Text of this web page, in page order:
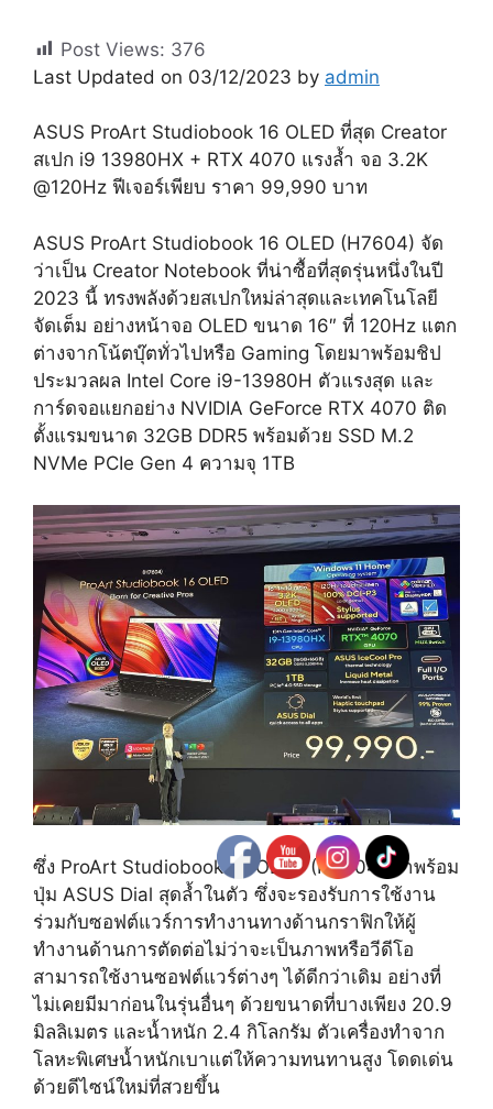
Post Views: 376
Last Updated on 03/12/2023 by admin
ASUS ProArt Studiobook 16 OLED ที่สุด Creator
สเปก i9 13980HX + RTX 4070 แรงล้ำ จอ 3.2K
@120Hz ฟีเจอร์เพียบ ราคา 99,990 บาท
ASUS ProArt Studiobook 16 OLED (H7604) จัด
ว่าเป็น Creator Notebook ที่น่าซื้อที่สุดรุ่นหนึ่งในปี
2023 นี้ ทรงพลังด้วยสเปกใหม่ล่าสุดและเทคโนโลยี
จัดเต็ม อย่างหน้าจอ OLED ขนาด 16″ ที่ 120Hz แตก
ต่างจากโน้ตบุ๊ตทั่วไปหรือ Gaming โดยมาพร้อมชิป
ประมวลผล Intel Core i9-13980H ตัวแรงสุด และ
การ์ดจอแยกอย่าง NVIDIA GeForce RTX 4070 ติด
ตั้งแรมขนาด 32GB DDR5 พร้อมด้วย SSD M.2
NVMe PCIe Gen 4 ความจุ 1TB
ซึ่ง ProArt Studiobook 16 OLED (H7604) มาพร้อม
ปุ่ม ASUS Dial สุดล้ำในตัว ซึ่งจะรองรับการใช้งาน
ร่วมกับซอฟต์แวร์การทำงานทางด้านกราฟิกให้ผู้
ทำงานด้านการตัดต่อไม่ว่าจะเป็นภาพหรือวีดีโอ
สามารถใช้งานซอฟต์แวร์ต่างๆ ได้ดีกว่าเดิม อย่างที่
ไม่เคยมีมาก่อนในรุ่นอื่นๆ ด้วยขนาดที่บางเพียง 20.9
มิลลิเมตร และน้ำหนัก 2.4 กิโลกรัม ตัวเครื่องทำจาก
โลหะพิเศษน้ำหนักเบาแต่ให้ความทนทานสูง โดดเด่น
ด้วยดีไซน์ใหม่ที่สวยขึ้น